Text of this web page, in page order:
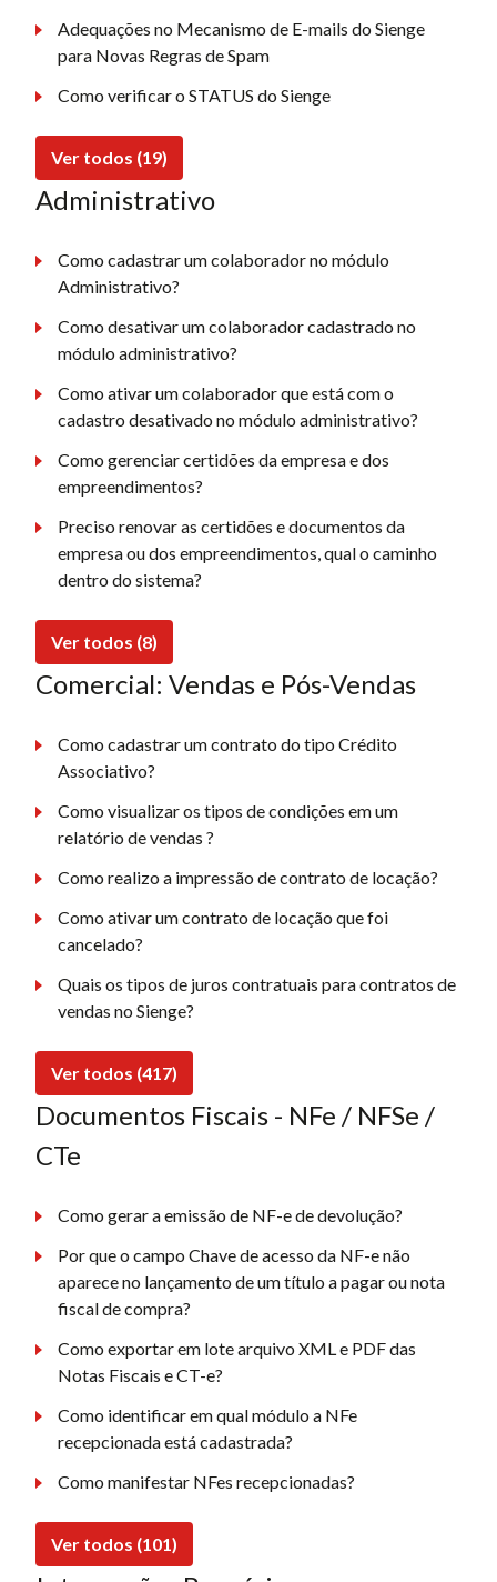
Adequações no Mecanismo de E-mails do Sienge
para Novas Regras de Spam
Como verificar o STATUS do Sienge
Ver todos (19)
Administrativo
Como cadastrar um colaborador no módulo
Administrativo?
Como desativar um colaborador cadastrado no
módulo administrativo?
Como ativar um colaborador que está com o
cadastro desativado no módulo administrativo?
Como gerenciar certidões da empresa e dos
empreendimentos?
Preciso renovar as certidões e documentos da
empresa ou dos empreendimentos, qual o caminho
dentro do sistema?
Ver todos (8)
Comercial: Vendas e Pós-Vendas
Como cadastrar um contrato do tipo Crédito
Associativo?
Como visualizar os tipos de condições em um
relatório de vendas ?
Como realizo a impressão de contrato de locação?
Como ativar um contrato de locação que foi
cancelado?
Quais os tipos de juros contratuais para contratos de
vendas no Sienge?
Ver todos (417)
Documentos Fiscais - NFe / NFSe /
CTe
Como gerar a emissão de NF-e de devolução?
Por que o campo Chave de acesso da NF-e não
aparece no lançamento de um título a pagar ou nota
fiscal de compra?
Como exportar em lote arquivo XML e PDF das
Notas Fiscais e CT-e?
Como identificar em qual módulo a NFe
recepcionada está cadastrada?
Como manifestar NFes recepcionadas?
Ver todos (101)